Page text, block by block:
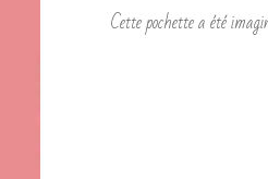
Cette pochette a été